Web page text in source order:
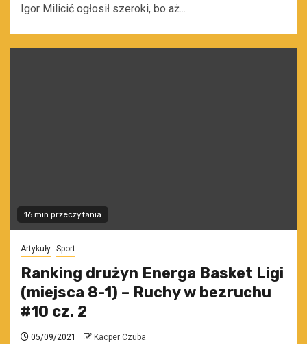
Igor Milicić ogłosił szeroki, bo aż...
16 min przeczytania
Artykuły Sport
Ranking drużyn Energa Basket Ligi
(miejsca 8-1) – Ruchy w bezruchu
#10 cz. 2
05/09/2021 Kacper Czuba